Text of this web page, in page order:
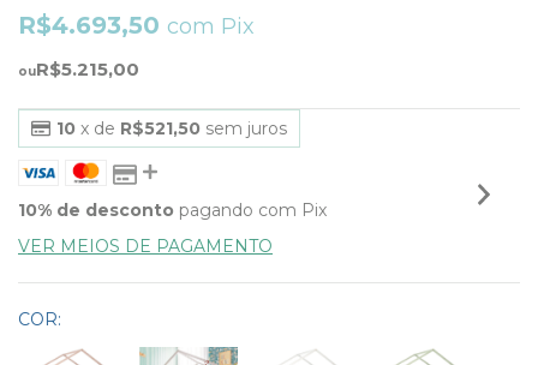
R$5.215,00
R$4.693,50 com Pix
10 x de R$521,50 sem juros
10% de desconto pagando com Pix
VER MEIOS DE PAGAMENTO
COR: